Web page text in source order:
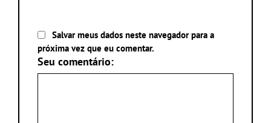
Salvar meus dados neste navegador para a
próxima vez que eu comentar.
Seu comentário: